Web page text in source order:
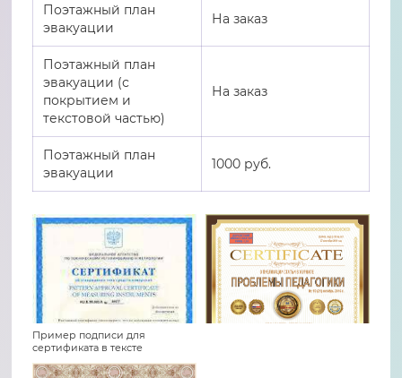
Поэтажный план
эвакуации
На заказ
Поэтажный план
эвакуации (с
покрытием и
текстовой частью)
На заказ
Поэтажный план
эвакуации
1000 руб.
Пример подписи для
сертификата в тексте